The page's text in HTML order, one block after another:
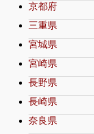
京都府
三重県
宮城県
宮崎県
長野県
長崎県
奈良県